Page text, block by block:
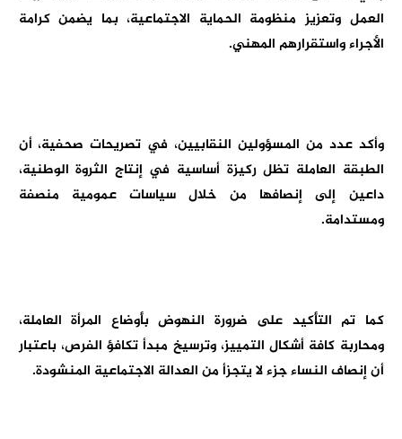
العمل وتعزيز منظومة الحماية الاجتماعية، بما يضمن كرامة
الأجراء واستقرارهم المهني.
وأكد عدد من المسؤولين النقابيين، في تصريحات صحفية، أن
الطبقة العاملة تظل ركيزة أساسية في إنتاج الثروة الوطنية،
داعين إلى إنصافها من خلال سياسات عمومية منصفة
ومستدامة.
كما تم التأكيد على ضرورة النهوض بأوضاع المرأة العاملة،
ومحاربة كافة أشكال التمييز، وترسيخ مبدأ تكافؤ الفرص، باعتبار
أن إنصاف النساء جزء لا يتجزأ من العدالة الاجتماعية المنشودة.